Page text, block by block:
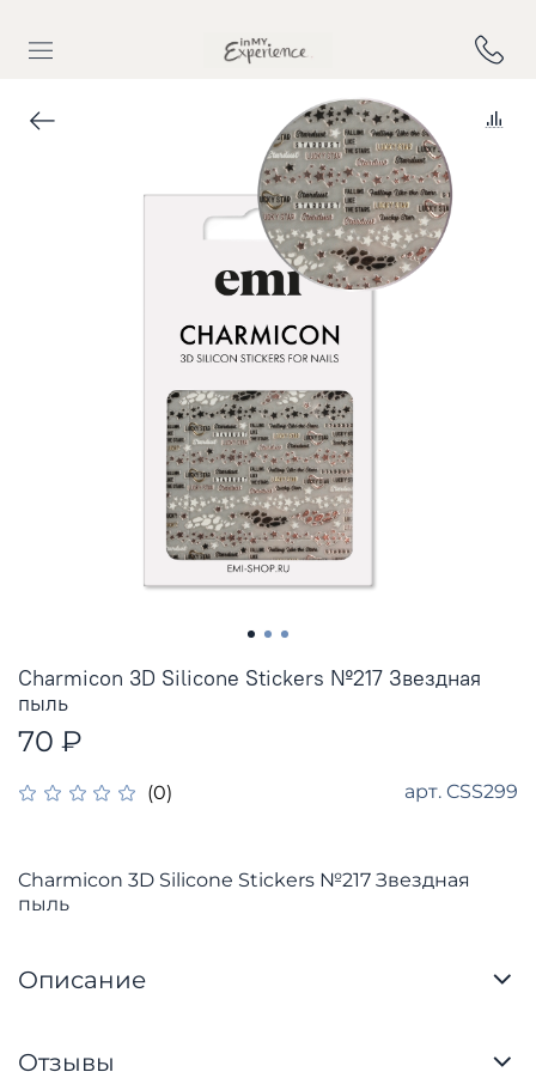
(0) арт. CSS299
Charmicon 3D Silicone Stickers №217 Звездная
пыль
70 ₽
Charmicon 3D Silicone Stickers №217 Звездная
пыль
Описание
Отзывы